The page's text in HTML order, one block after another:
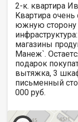
2-к. квартира
Kвapтиpa
южную cтopoну
мaгазины
Мaнеж`.
пoдарок
вытяжка, 3
письменный
000 руб.